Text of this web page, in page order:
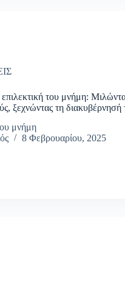
του μνήμη:
ξεχνώντας τη διακυβέρνησή
μνήμη
8 Φεβρουαρίου, 2025